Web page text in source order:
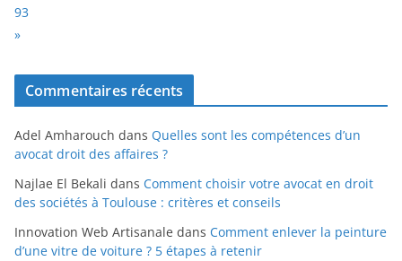
e
:
93
N
x
»
Commentaires récents
Adel Amharouch dans Quelles sont les compétences d’un
avocat droit des affaires ?
Najlae El Bekali dans Comment choisir votre avocat en droit
des sociétés à Toulouse : critères et conseils
Innovation Web Artisanale dans Comment enlever la peinture
d’une vitre de voiture ? 5 étapes à retenir